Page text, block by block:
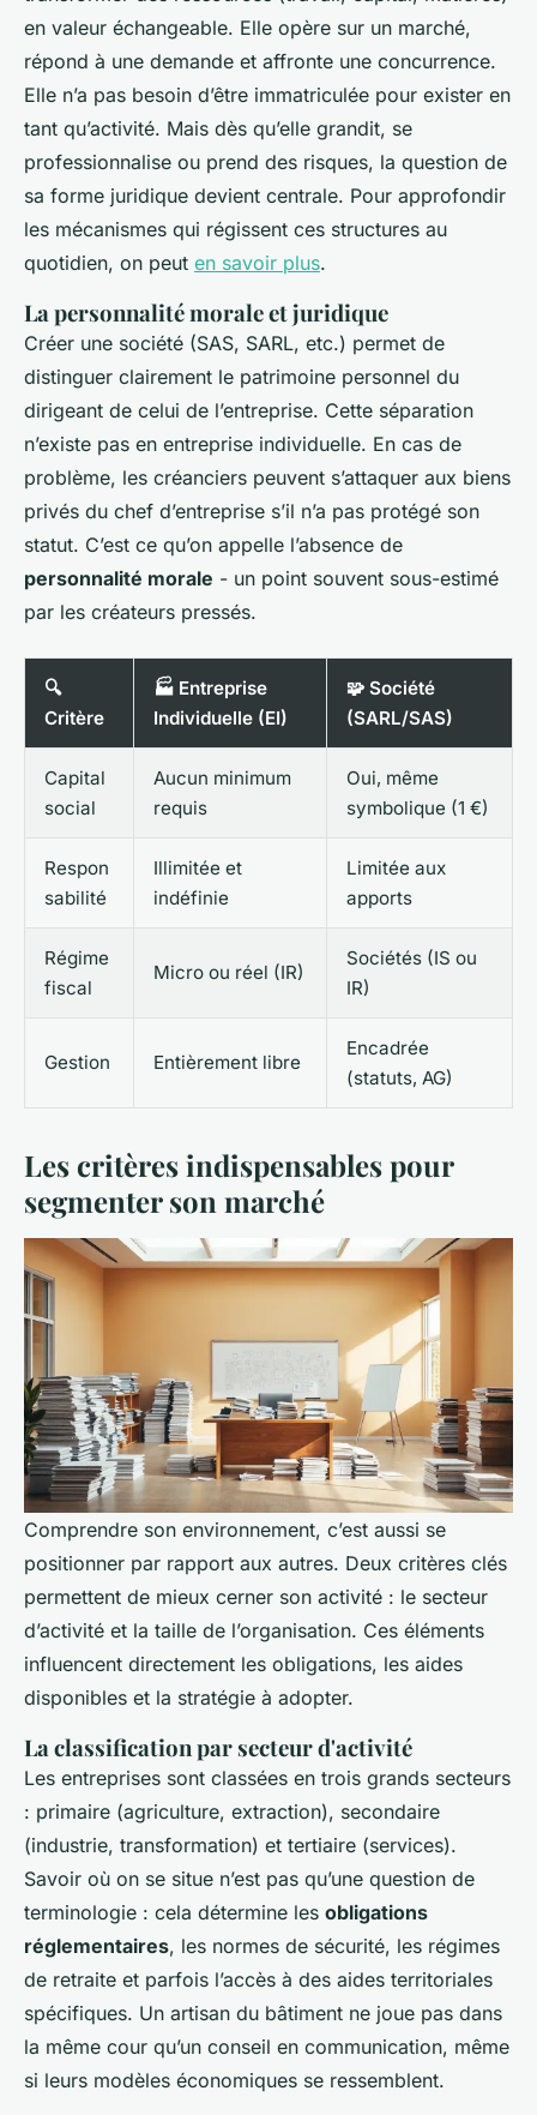
en valeur échangeable. Elle opère sur un marché,
répond à une demande et affronte une concurrence.
Elle n’a pas besoin d’être immatriculée pour exister en
tant qu’activité. Mais dès qu’elle grandit, se
professionnalise ou prend des risques, la question de
sa forme juridique devient centrale. Pour approfondir
les mécanismes qui régissent ces structures au
quotidien, on peut en savoir plus.
La personnalité morale et juridique
Créer une société (SAS, SARL, etc.) permet de
distinguer clairement le patrimoine personnel du
dirigeant de celui de l’entreprise. Cette séparation
n’existe pas en entreprise individuelle. En cas de
problème, les créanciers peuvent s’attaquer aux biens
privés du chef d’entreprise s’il n’a pas protégé son
statut. C’est ce qu’on appelle l’absence de
personnalité morale - un point souvent sous-estimé
par les créateurs pressés.
🔍
Critère
🏭 Entreprise
Individuelle (EI)
🧩 Société
(SARL/SAS)
Capital
social
Aucun minimum
requis
Oui, même
symbolique (1 €)
Respon
sabilité
Illimitée et
indéfinie
Limitée aux
apports
Régime
fiscal
Micro ou réel (IR)
Sociétés (IS ou
IR)
Gestion Entièrement libre
Encadrée
(statuts, AG)
Les critères indispensables pour
segmenter son marché
Comprendre son environnement, c’est aussi se
positionner par rapport aux autres. Deux critères clés
permettent de mieux cerner son activité : le secteur
d’activité et la taille de l’organisation. Ces éléments
influencent directement les obligations, les aides
disponibles et la stratégie à adopter.
La classification par secteur d'activité
Les entreprises sont classées en trois grands secteurs
: primaire (agriculture, extraction), secondaire
(industrie, transformation) et tertiaire (services).
Savoir où on se situe n’est pas qu’une question de
terminologie : cela détermine les obligations
réglementaires, les normes de sécurité, les régimes
de retraite et parfois l’accès à des aides territoriales
spécifiques. Un artisan du bâtiment ne joue pas dans
la même cour qu’un conseil en communication, même
si leurs modèles économiques se ressemblent.